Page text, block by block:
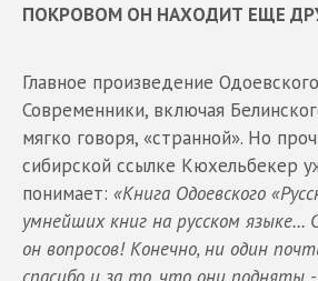
ПОКРОВОМ ОН НАХОДИТ ЕЩЕ
Главное произведение
Современники, включая
мягко говоря, «странной». Но
сибирской ссылке Кюхельбекер
понимает: «Книга Одоевского
умнейших книг на русском языке...
он вопросов! Конечно, ни один
спасибо и за то, что они подняты -